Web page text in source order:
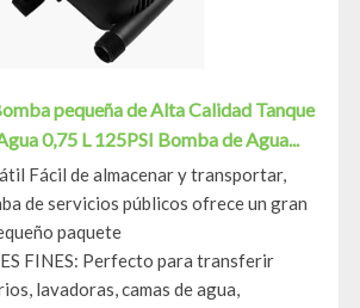
pequeña de Alta Calidad Tanque
0,75 L 125PSI Bomba de Agua...
Fácil de almacenar y transportar,
de servicios públicos ofrece un gran
paquete
FINES: Perfecto para transferir
lavadoras, camas de agua,